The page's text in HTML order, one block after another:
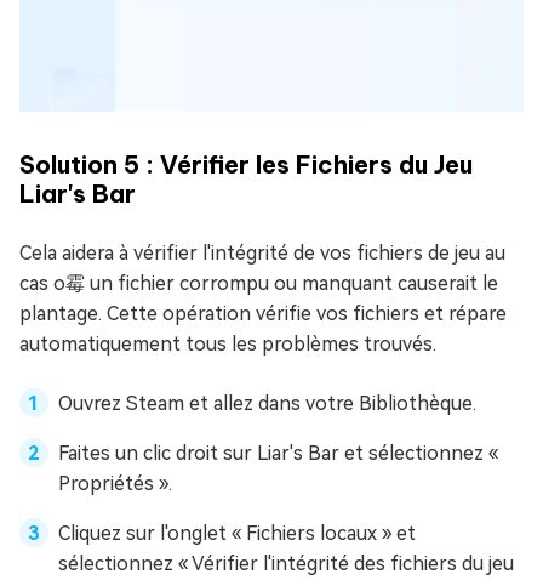
Solution 5 : Vérifier les Fichiers du Jeu
Liar's Bar
Cela aidera à vérifier l'intégrité de vos fichiers de jeu au
cas o霉 un fichier corrompu ou manquant causerait le
plantage. Cette opération vérifie vos fichiers et répare
automatiquement tous les problèmes trouvés.
Ouvrez Steam et allez dans votre Bibliothèque.
Faites un clic droit sur Liar's Bar et sélectionnez «
Propriétés ».
Cliquez sur l'onglet « Fichiers locaux » et
sélectionnez « Vérifier l'intégrité des fichiers du jeu